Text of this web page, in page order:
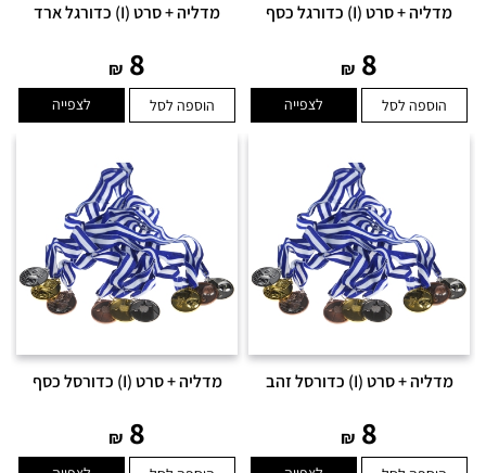
מדליה + סרט (I) כדורגל כסף
8
₪
הוספה לסל לצפייה
מדליה + סרט (I) כדורגל ארד
8
₪
הוספה לסל לצפייה
מדליה + סרט (I) כדורסל זהב
8
₪
מדליה + סרט (I) כדורסל כסף
8
₪